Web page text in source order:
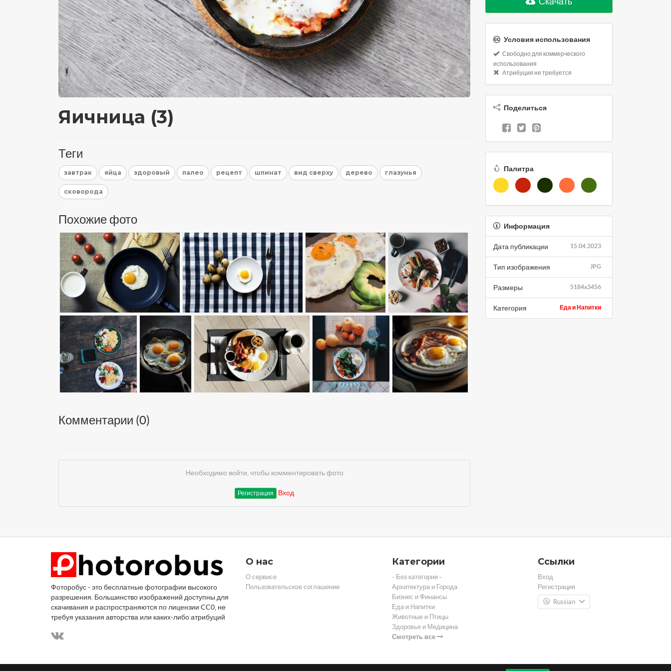
Яичница (3)
Теги
завтрак яйца здоровый палео рецепт шпинат вид сверху дерево глазунья
сковорода
Похожие фото
Комментарии (0)
Необходимо войти, чтобы комментировать фото
Регистрация Вход
Условия использования
Свободно для коммерческого
использования
Атрибуция не требуется
Поделиться
Палитра
Информация
15.04.2023
Дата публикации
JPG
Тип изображения
5184x3456
Размеры
Еда и Напитки
Категория
Фоторобус - это бесплатные фотографии высокого
разрешения. Большинство изображений доступны для
скачивания и распространяются по лицензии CC0, не
требуя указания авторства или каких-либо атрибуций
О нас
О сервисе
Пользовательское соглашение
Категории
- Без категории -
Архитектура и Города
Бизнес и Финансы
Еда и Напитки
Животные и Птицы
Здоровье и Медицина
Смотреть все
Ссылки
Вход
Регистрация
Russian